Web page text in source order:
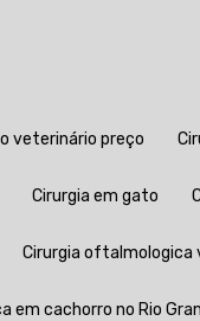
veterinário preço
Cirurgia em gato
Cirurgia
em cachorro no Rio